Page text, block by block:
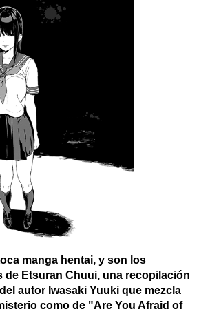
manga hentai, y son los
de Etsuran Chuui, una recopilación
autor Iwasaki Yuuki que mezcla
como de "Are You Afraid of